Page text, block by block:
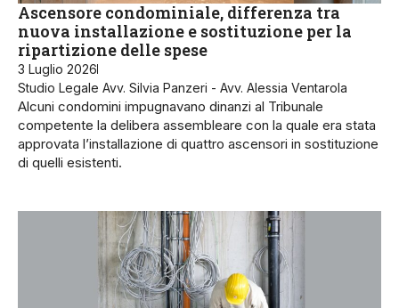
Ascensore condominiale, differenza tra
nuova installazione e sostituzione per la
ripartizione delle spese
3 Luglio 2026
Studio Legale Avv. Silvia Panzeri - Avv. Alessia Ventarola
Alcuni condomini impugnavano dinanzi al Tribunale
competente la delibera assembleare con la quale era stata
approvata l’installazione di quattro ascensori in sostituzione
di quelli esistenti.